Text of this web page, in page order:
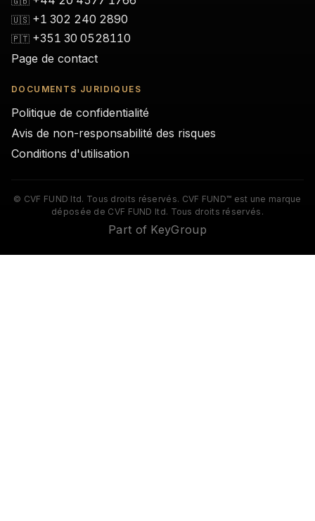
🇺🇸 +1 302 240 2890
🇵🇹 +351 30 0528110
Page de contact
DOCUMENTS JURIDIQUES
Politique de confidentialité
Avis de non-responsabilité des risques
Conditions d'utilisation
© CVF FUND ltd. Tous droits réservés. CVF FUND™ est une marque
déposée de CVF FUND ltd. Tous droits réservés.
Part of KeyGroup